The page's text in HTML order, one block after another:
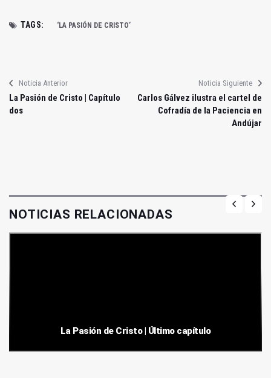
TAGS: ‘LA PASIÓN DE CRISTO’
Noticia Anterior
La Pasión de Cristo | Capítulo
dos
Noticia Siguiente
Carlos Gálvez ilustra el cartel de
Cofradía de la Paciencia en
Andújar
NOTICIAS RELACIONADAS
La Pasión de Cristo | Último capítulo